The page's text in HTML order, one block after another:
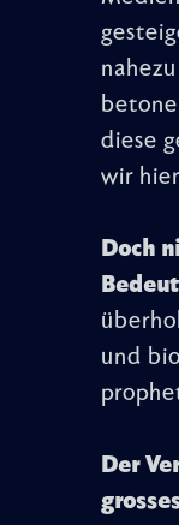
diese
wir
Doch
und
Der